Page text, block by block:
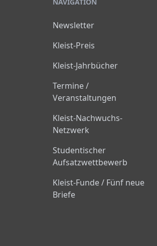
Newsletter
Kleist-Preis
Kleist-Jahrbücher
Termine /
Veranstaltungen
Kleist-Nachwuchs-
Netzwerk
Studentischer
Aufsatzwettbewerb
Kleist-Funde / Fünf neue
Briefe